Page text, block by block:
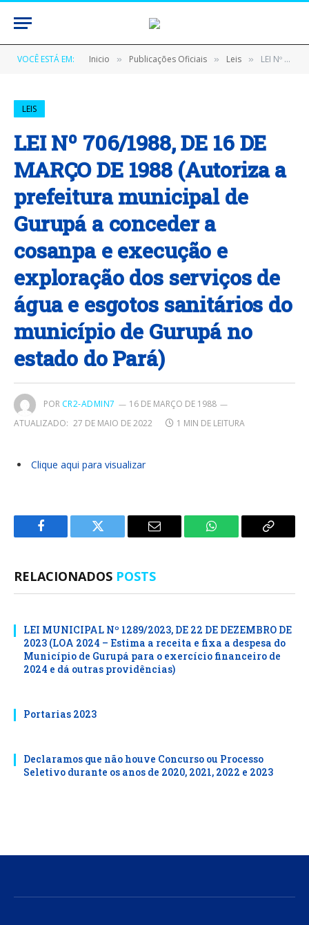
VOCÊ ESTÁ EM: Inicio » Publicações Oficiais » Leis » LEI Nº 706/1988, DE 16 DE MARÇO DE 1988 (Autoriza a prefeitura municipal de Gurupá a conceder a cosanpa e execução e exploração dos serviços de água e esgotos sanitários do município de Gurupá no estado do Pará)
LEIS
LEI Nº 706/1988, DE 16 DE
MARÇO DE 1988 (Autoriza a
prefeitura municipal de
Gurupá a conceder a
cosanpa e execução e
exploração dos serviços de
água e esgotos sanitários do
município de Gurupá no
estado do Pará)
POR CR2-ADMIN7
16 DE MARÇO DE 1988
ATUALIZADO: 27 DE MAIO DE 2022 1 MIN DE LEITURA
Clique aqui para visualizar
Facebook Twitter
E-
WhatsApp Copiar
RELACIONADOS POSTS
LEI MUNICIPAL Nº 1289/2023, DE 22 DE DEZEMBRO DE
2023 (LOA 2024 – Estima a receita e fixa a despesa do
Município de Gurupá para o exercício financeiro de
2024 e dá outras providências)
Portarias 2023
Declaramos que não houve Concurso ou Processo
Seletivo durante os anos de 2020, 2021, 2022 e 2023